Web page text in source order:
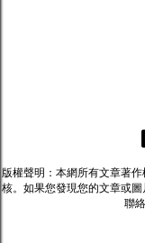
版權聲明：本網所有文章著
核。如果您發現您的文章或
聯